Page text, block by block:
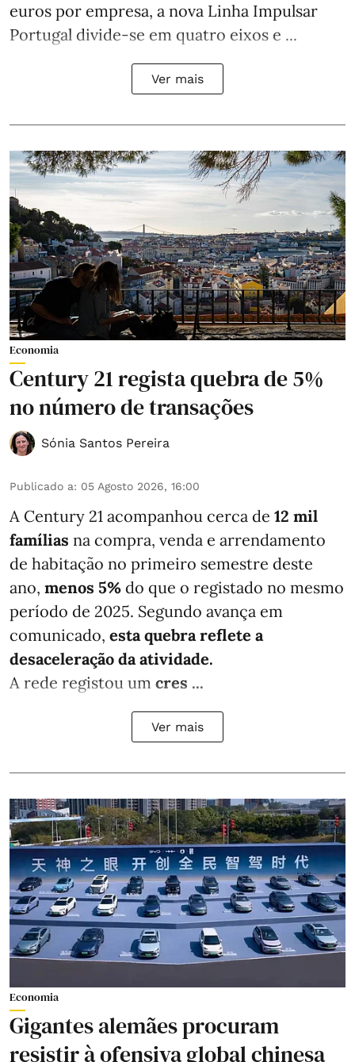
euros por empresa, a nova Linha Impulsar
Portugal divide-se em quatro eixos e ...
Ver mais
Economia
Century 21 regista quebra de 5%
no número de transações
Sónia Santos Pereira
Publicado a: 05 Agosto 2026, 16:00
A Century 21 acompanhou cerca de 12 mil
famílias na compra, venda e arrendamento
de habitação no primeiro semestre deste
ano, menos 5% do que o registado no mesmo
período de 2025. Segundo avança em
comunicado, esta quebra reflete a
desaceleração da atividade.
A rede registou um cres ...
Ver mais
Economia
Gigantes alemães procuram
resistir à ofensiva global chinesa